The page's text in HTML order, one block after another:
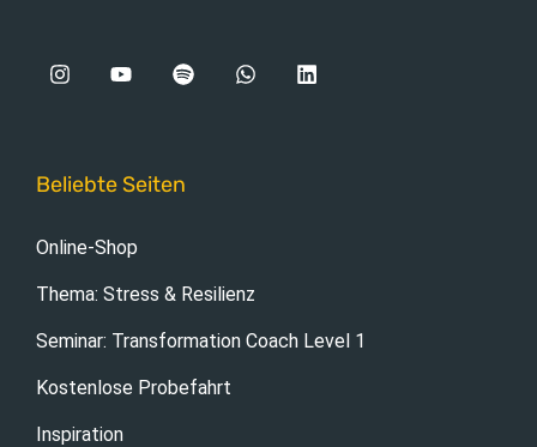
Beliebte Seiten
Online-Shop
Thema: Stress & Resilienz
Seminar: Transformation Coach Level 1
Kostenlose Probefahrt
Inspiration